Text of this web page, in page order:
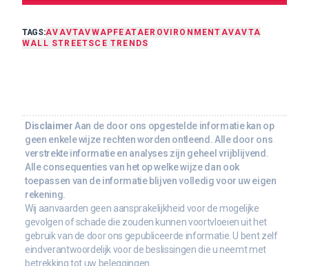
TAGS:AVAVTAVWAP FEATAEROVIRONMENTAVAVTA
WALL STREETSCE TRENDS
Disclaimer Aan de door ons opgestelde informatie kan op
geen enkele wijze rechten worden ontleend. Alle door ons
verstrekte informatie en analyses zijn geheel vrijblijvend.
Alle consequenties van het op welke wijze dan ook
toepassen van de informatie blijven volledig voor uw eigen
rekening.
Wij aanvaarden geen aansprakelijkheid voor de mogelijke
gevolgen of schade die zouden kunnen voortvloeien uit het
gebruik van de door ons gepubliceerde informatie. U bent zelf
eindverantwoordelijk voor de beslissingen die u neemt met
betrekking tot uw beleggingen.